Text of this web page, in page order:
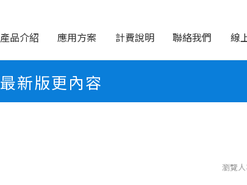
產品介紹 應用方案 計費說明 聯絡我們 線
最新版更內容
瀏覽